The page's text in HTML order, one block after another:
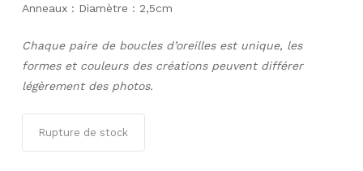
Anneaux : Diamètre : 2,5cm
Chaque paire de boucles d’oreilles est unique, les
formes et couleurs des créations peuvent différer
légèrement des photos.
Rupture de stock